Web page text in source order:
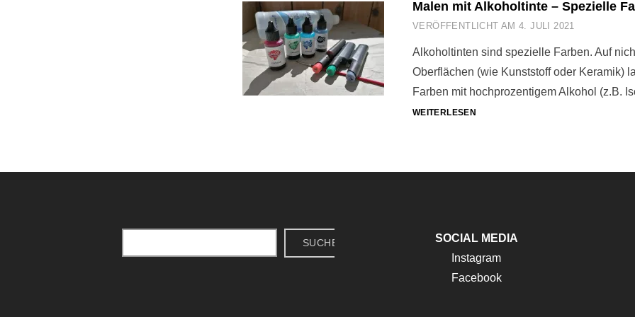
Malen mit Alkoholtinte – Spezielle
VERÖFFENTLICHT AM4. JULI 2021
Alkoholtinten sind spezielle Farben. Auf
Oberflächen (wie Kunststoff oder Keramik)
Farben mit hochprozentigem Alkohol (z.B.
WEITERLESENMALEN
SUCHEN
SOCIAL MEDIA
Instagram
Facebook